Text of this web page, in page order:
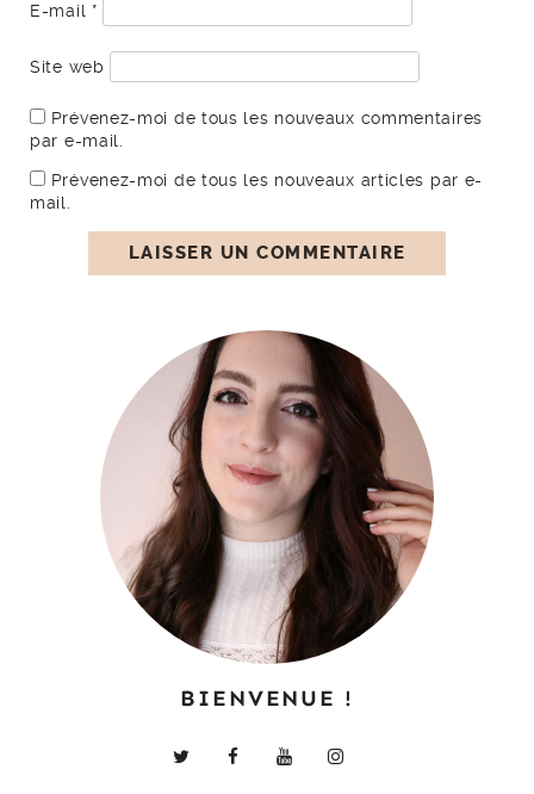
E-mail *
Site web
Prévenez-moi de tous les nouveaux commentaires
par e-mail.
Prévenez-moi de tous les nouveaux articles par e-
mail.
BIENVENUE !